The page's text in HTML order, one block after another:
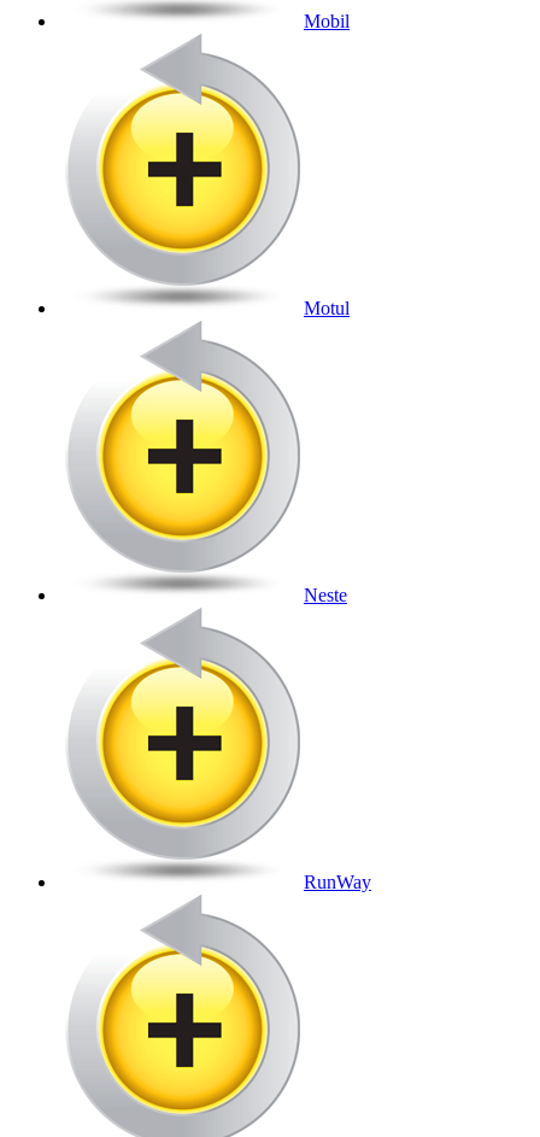
Mobil
Motul
Neste
RunWay